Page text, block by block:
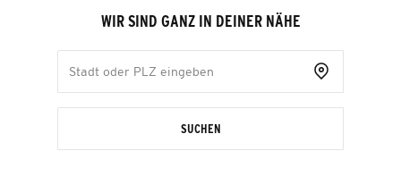
WIR SIND GANZ IN DEINER NÄHE
SUCHEN